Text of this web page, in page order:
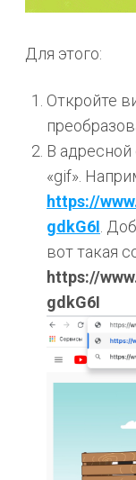
Для этого:
Откройте
В адресной
«gif».
https://
gdkG6I .
вот такая
https://
gdkG6I